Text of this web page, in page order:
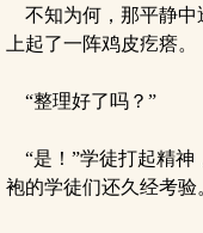
不知为何，那平静中
上起了一阵鸡皮疙瘩。
“整理好了吗？”
“是！”学徒打起精神
袍的学徒们还久经考验